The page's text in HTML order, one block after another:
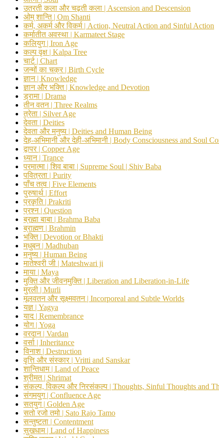
उतरती कला और चढ़ती कला | Ascension and Descension
ओम् शान्ति | Om Shanti
कर्म, अकर्म और विकर्म | Action, Neutral Action and Sinful Action
कर्मातीत अवस्था | Karmateet Stage
कलियुग | Iron Age
कल्प वृक्ष | Kalpa Tree
चार्ट | Chart
जन्मों का चक्र | Birth Cycle
ज्ञान | Knowledge
ज्ञान और भक्ति | Knowledge and Devotion
ड्रामा | Drama
तीन वतन | Three Realms
त्रेता | Silver Age
देवता | Deities
देवता और मनुष्य | Deities and Human Being
देह-अभिमानी और देही-अभिमानी | Body Consciousness and Soul
द्वापर | Copper Age
ध्यान | Trance
परमात्मा | शिव बाबा | Supreme Soul | Shiv Baba
पवित्रता | Purity
पाँच तत्व | Five Elements
पुरुषार्थ | Effort
प्रकृति | Prakriti
प्रश्न | Question
ब्रह्मा बाबा | Brahma Baba
ब्राह्मण | Brahmin
भक्ति | Devotion or Bhakti
मधुबन | Madhuban
मनुष्य | Human Being
मातेश्वरी जी | Mateshwari ji
माया | Maya
मुक्ति और जीवनमुक्ति | Liberation and Liberation-in-Life
मुरली | Murli
मूलवतन और सूक्ष्मवतन | Incorporeal and Subtle Worlds
यज्ञ | Yagya
याद | Remembrance
योग | Yoga
वरदान | Vardan
वर्सा | Inheritance
विनाश | Destruction
वृत्ति और संस्कार | Vritti and Sanskar
शान्तिधाम | Land of Peace
श्रीमत | Shrimat
संकल्प, विकल्प और निरसंकल्प | Thoughts, Sinful Thoughts and
संगमयुग | Confluence Age
सतयुग | Golden Age
सतो रजो तमो | Sato Rajo Tamo
सन्तुष्टता | Contentment
सुखधाम | Land of Happiness